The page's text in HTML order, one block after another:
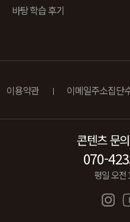
바탕 학습 후기
이용약관 이메일주소집단
콘텐츠 문
070-
평일 오전